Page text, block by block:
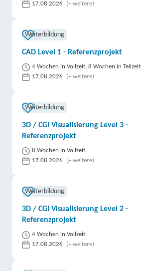
17.08.2026
(+ weitere)
Weiterbildung
CAD Level 1 - Referenzprojekt
4 Wochen in Vollzeit; 8 Wochen in Teilzeit
17.08.2026
(+ weitere)
Weiterbildung
3D / CGI Visualisierung Level 3 -
Referenzprojekt
8 Wochen in Vollzeit
17.08.2026
(+ weitere)
Weiterbildung
3D / CGI Visualisierung Level 2 -
Referenzprojekt
4 Wochen in Vollzeit
17.08.2026
(+ weitere)